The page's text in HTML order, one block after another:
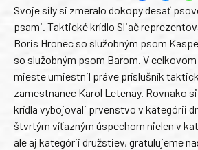
Svoje sily si zmeralo dokopy desať
psami. Taktické krídlo Sliač
Boris Hronec so služobným psom
so služobným psom Barom. V
mieste umiestnil práve príslušník
zamestnanec Karol Letenay. Rovnako
krídla vybojovali prvenstvo v kategórii
štvrtým víťazným úspechom nielen v
ale aj kategórii družstiev, gratulujeme